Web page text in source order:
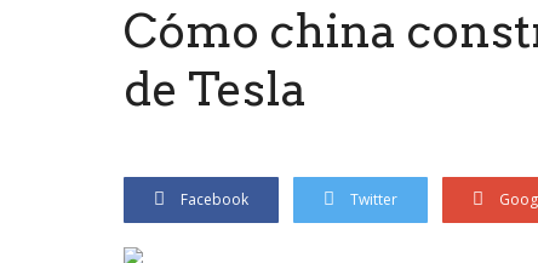
Cómo china
de Tesla
Facebook Twitter